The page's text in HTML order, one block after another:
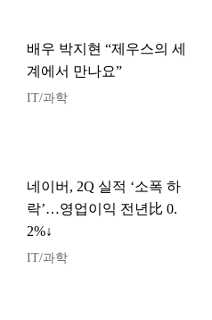
배우 박지현 “제우스의 세
계에서 만나요”
IT/과학
네이버, 2Q 실적 ‘소폭 하
락’…영업이익 전년比 0.
2%↓
IT/과학